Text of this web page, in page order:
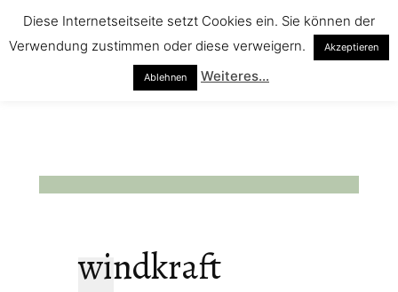
windkraft
Diese Internetseitseite setzt Cookies ein. Sie können der
Verwendung zustimmen oder diese verweigern.
Akzeptieren
Ablehnen Weiteres...